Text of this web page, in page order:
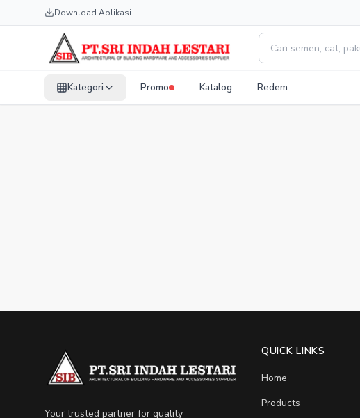
Download Aplikasi
Kategori Promo Katalog Redem
Your trusted partner for quality
QUICK LINKS
Home
Products